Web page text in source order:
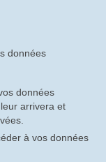
données
données
arrivera et
à vos données